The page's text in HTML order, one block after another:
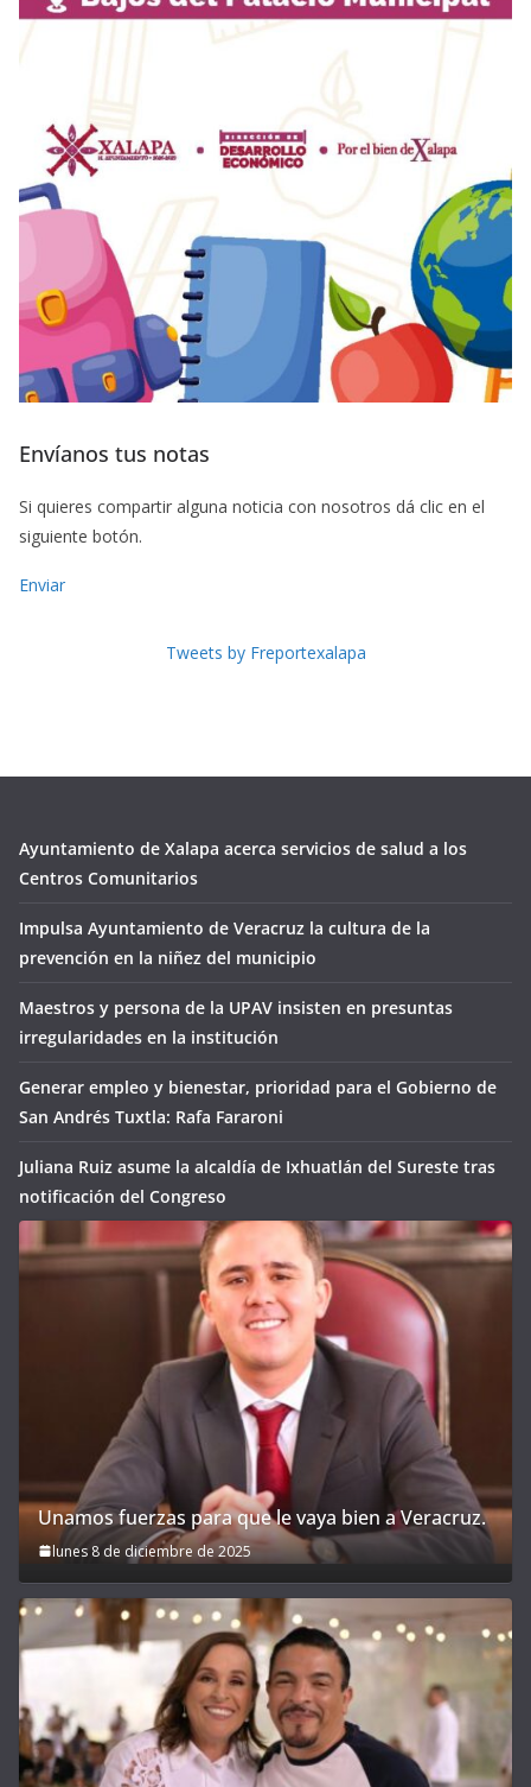
Envíanos tus notas
Si quieres compartir alguna noticia con nosotros dá clic en el
siguiente botón.
Enviar
Tweets by Freportexalapa
Ayuntamiento de Xalapa acerca servicios de salud a los
Centros Comunitarios
Impulsa Ayuntamiento de Veracruz la cultura de la
prevención en la niñez del municipio
Maestros y persona de la UPAV insisten en presuntas
irregularidades en la institución
Generar empleo y bienestar, prioridad para el Gobierno de
San Andrés Tuxtla: Rafa Fararoni
Juliana Ruiz asume la alcaldía de Ixhuatlán del Sureste tras
notificación del Congreso
Unamos fuerzas para que le vaya bien a Veracruz.
lunes 8 de diciembre de 2025